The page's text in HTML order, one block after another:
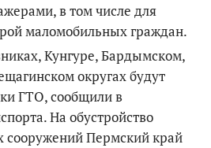
в том числе для
маломобильных граждан.
Кунгуре, Бардымском,
округах будут
ГТО, сообщили в
На обустройство
сооружений Пермский край